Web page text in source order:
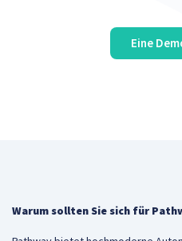
Eine
Warum sollten Sie sich für